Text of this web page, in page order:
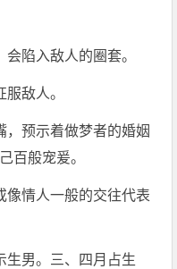
陷入敌人的圈套。
敌人。
，预示着做梦者的婚姻
百般宠爰。
像情人一般的交往代表
生男。三、四月占生